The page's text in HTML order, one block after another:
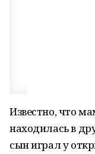
Известно, что
находилась в
сын играл у